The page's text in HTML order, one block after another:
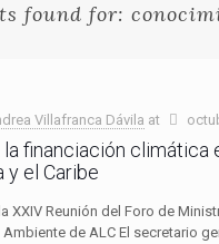
found for:
Villafranca Dávila at
financiación climática
y el Caribe
XXIV Reunión del Foro de
de ALC El secretario